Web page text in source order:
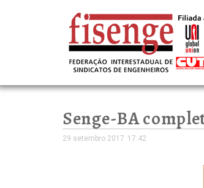
Senge-BA
29 setembro 2017 17:42